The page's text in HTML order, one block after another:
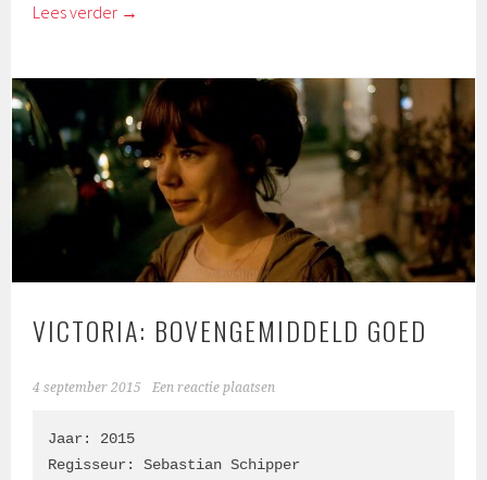
Lees verder →
VICTORIA: BOVENGEMIDDELD GOED
4 september 2015 Een reactie plaatsen
Jaar: 2015
Regisseur: Sebastian Schipper